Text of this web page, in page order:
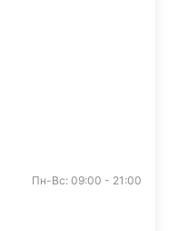
Пн-Вс: 09:00 - 21:00